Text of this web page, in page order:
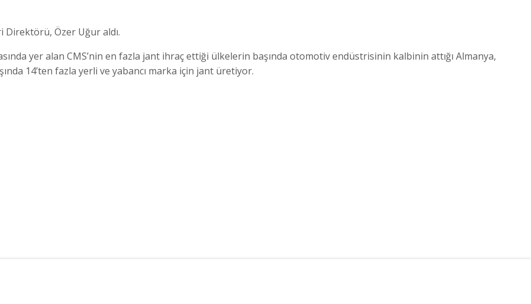
Direktörü, Özer Uğur aldı.
yer alan CMS’nin en fazla jant ihraç ettiği ülkelerin başında otomotiv endüstrisinin kalbinin attığı Almanya,
14’ten fazla yerli ve yabancı marka için jant üretiyor.